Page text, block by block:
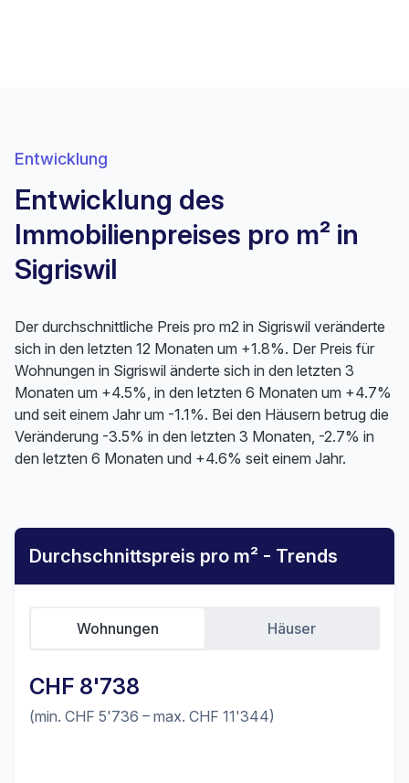
Entwicklung
Entwicklung des
Immobilienpreises pro m² in
Sigriswil
Der durchschnittliche Preis pro m2 in Sigriswil veränderte
sich in den letzten 12 Monaten um +1.8%. Der Preis für
Wohnungen in Sigriswil änderte sich in den letzten 3
Monaten um +4.5%, in den letzten 6 Monaten um +4.7%
und seit einem Jahr um -1.1%. Bei den Häusern betrug die
Veränderung -3.5% in den letzten 3 Monaten, -2.7% in
den letzten 6 Monaten und +4.6% seit einem Jahr.
Durchschnittspreis pro m² - Trends
CHF 8'738
(min. CHF 5'736 – max. CHF 11'344)
Wohnungen Häuser